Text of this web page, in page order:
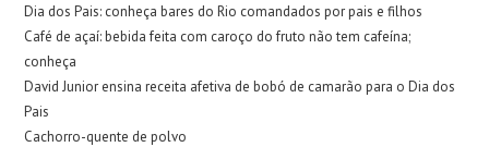
Dia dos Pais: conheça bares do Rio comandados por pais e filhos
Café de açaí: bebida feita com caroço do fruto não tem cafeína;
conheça
David Junior ensina receita afetiva de bobó de camarão para o Dia dos
Pais
Cachorro-quente de polvo